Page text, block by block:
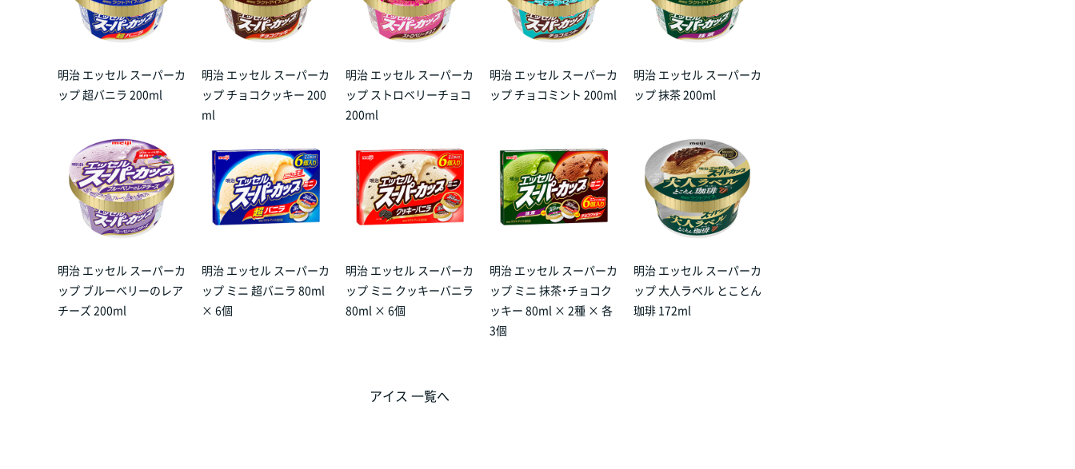
明治 エッセル スーパーカ
ップ 超バニラ 200ml
明治 エッセル スーパーカ
ップ チョコクッキー 200
ml
明治 エッセル スーパーカ
ップ ストロベリーチョコ
200ml
明治 エッセル スーパーカ
ップ チョコミント 200ml
明治 エッセル スーパーカ
ップ 抹茶 200ml
明治 エッセル スーパーカ
ップ ブルーベリーのレア
チーズ 200ml
明治 エッセル スーパーカ
ップ ミニ 超バニラ 80ml
× 6個
明治 エッセル スーパーカ
ップ ミニ クッキーバニラ
80ml × 6個
明治 エッセル スーパーカ
ップ ミニ 抹茶・チョコク
ッキー 80ml × 2種 × 各
3個
明治 エッセル スーパーカ
ップ 大人ラベル とことん
珈琲 172ml
アイス 一覧へ